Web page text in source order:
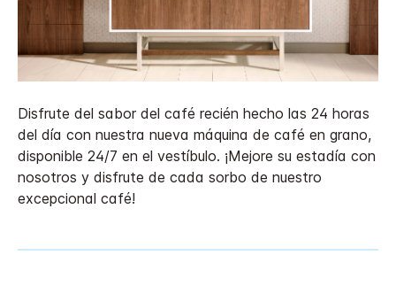
Disfrute del sabor del café recién hecho las 24 horas
del día con nuestra nueva máquina de café en grano,
disponible 24/7 en el vestíbulo. ¡Mejore su estadía con
nosotros y disfrute de cada sorbo de nuestro
excepcional café!